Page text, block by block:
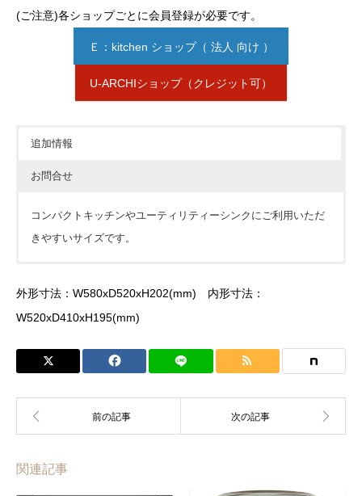
(ご注意)各ショップごとに会員登録が必要です。
Ｅ：kitchen ショップ（ 法人 向け ）
U-ARCHIショップ（クレジット可）
追加情報
お問合せ
コンパクトキッチンやユーティリティーシンクにご利用いただ
きやすいサイズです。
が表示されていない場合は見積依頼
をお願いします。
※下記フォームは簡単なご質問にお使い下さい。
ど製作物は見積依頼シートや図面を添付してください。
お名前 (必須)
外形寸法：W580xD520xH202(mm) 内形寸法：
W520xD410xH195(mm)
関連記事